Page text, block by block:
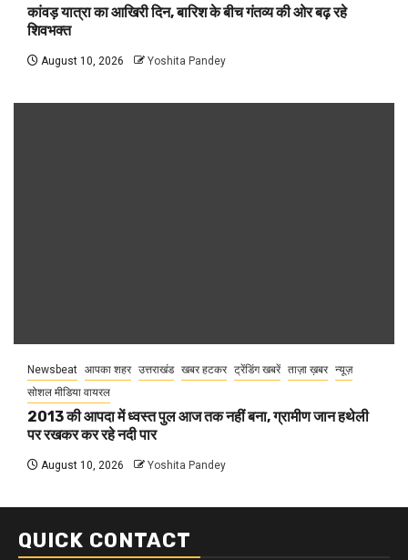
कांवड़ यात्रा का आखिरी दिन, बारिश के बीच गंतव्य की ओर बढ़ रहे
शिवभक्त
August 10, 2026 Yoshita Pandey
Newsbeat आपका शहर उत्तराखंड खबर हटकर ट्रेंडिंग खबरें ताज़ा ख़बर न्यूज़
सोशल मीडिया वायरल
2013 की आपदा में ध्वस्त पुल आज तक नहीं बना, ग्रामीण जान हथेली
पर रखकर कर रहे नदी पार
August 10, 2026 Yoshita Pandey
QUICK CONTACT